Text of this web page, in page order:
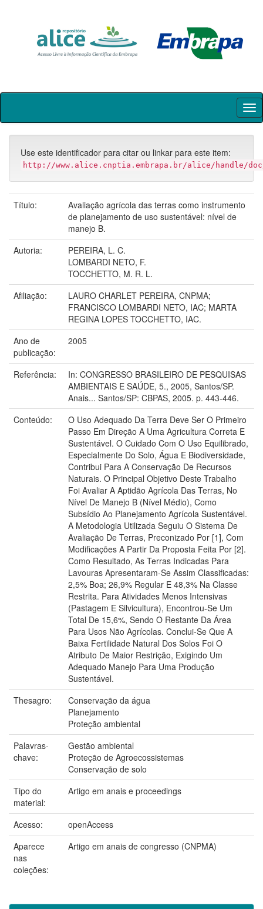
Skip
Use este identificador para citar ou linkar para este item:
http://www.alice.cnptia.embrapa.br/alice/handle/doc/
Título:
Avaliação agrícola das terras como instrumento
de planejamento de uso sustentável: nível de
manejo B.
Autoria:
PEREIRA, L. C.
LOMBARDI NETO, F.
TOCCHETTO, M. R. L.
Afiliação:
LAURO CHARLET PEREIRA, CNPMA;
FRANCISCO LOMBARDI NETO, IAC; MARTA
REGINA LOPES TOCCHETTO, IAC.
Ano de
publicação:
2005
Referência:
In: CONGRESSO BRASILEIRO DE PESQUISAS
AMBIENTAIS E SAÚDE, 5., 2005, Santos/SP.
Anais... Santos/SP: CBPAS, 2005. p. 443-446.
Conteúdo:
O Uso Adequado Da Terra Deve Ser O Primeiro
Passo Em Direção A Uma Agricultura Correta E
Sustentável. O Cuidado Com O Uso Equilibrado,
Especialmente Do Solo, Água E Biodiversidade,
Contribui Para A Conservação De Recursos
Naturais. O Principal Objetivo Deste Trabalho
Foi Avaliar A Aptidão Agrícola Das Terras, No
Nível De Manejo B (Nível Médio), Como
Subsídio Ao Planejamento Agrícola Sustentável.
A Metodologia Utilizada Seguiu O Sistema De
Avaliação De Terras, Preconizado Por [1], Com
Modificações A Partir Da Proposta Feita Por [2].
Como Resultado, As Terras Indicadas Para
Lavouras Apresentaram-Se Assim Classificadas:
2,5% Boa; 26,9% Regular E 48,3% Na Classe
Restrita. Para Atividades Menos Intensivas
(Pastagem E Silvicultura), Encontrou-Se Um
Total De 15,6%, Sendo O Restante Da Área
Para Usos Não Agrícolas. Conclui-Se Que A
Baixa Fertilidade Natural Dos Solos Foi O
Atributo De Maior Restrição, Exigindo Um
Adequado Manejo Para Uma Produção
Sustentável.
Thesagro:
Conservação da água
Planejamento
Proteção ambiental
Palavras-
chave:
Gestão ambiental
Proteção de Agroecossistemas
Conservação de solo
Tipo do
material:
Artigo em anais e proceedings
Acesso:
openAccess
Aparece
nas
coleções:
Artigo em anais de congresso (CNPMA)